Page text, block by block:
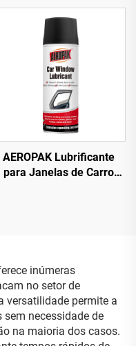
Tudo
AEROPAK Lubrificante
para Janelas de Carro
inúmeras
no setor de
versatilidade permite a
necessidade de
na maioria dos casos.